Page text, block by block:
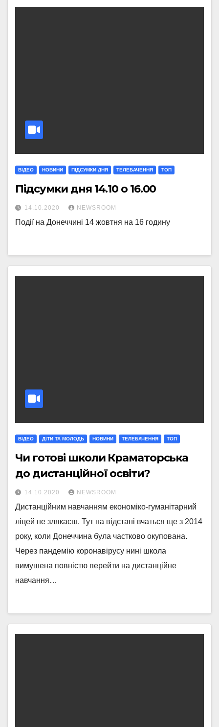
ВІДЕО НОВИНИ ПІДСУМКИ ДНЯ ТЕЛЕБАЧЕННЯ ТОП
Підсумки дня 14.10 о 16.00
14.10.2020 NEWSROOM
Події на Донеччині 14 жовтня на 16 годину
ВІДЕО ДІТИ ТА МОЛОДЬ НОВИНИ ТЕЛЕБАЧЕННЯ ТОП
Чи готові школи Краматорська
до дистанційної освіти?
14.10.2020 NEWSROOM
Дистанційним навчанням економіко-гуманітарний
ліцей не злякаєш. Тут на відстані вчаться ще з 2014
року, коли Донеччина була частково окупована.
Через пандемію коронавірусу нині школа
вимушена повністю перейти на дистанційне
навчання…